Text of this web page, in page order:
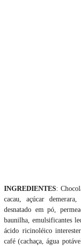
INGREDIENTES:
cacau, açúcar
desnatado em pó,
baunilha, emulsificantes
cido ricinoléico
café (cachaça, água